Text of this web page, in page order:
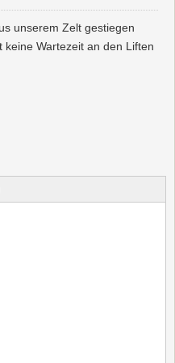
unserem Zelt gestiegen
Wartezeit an den Liften